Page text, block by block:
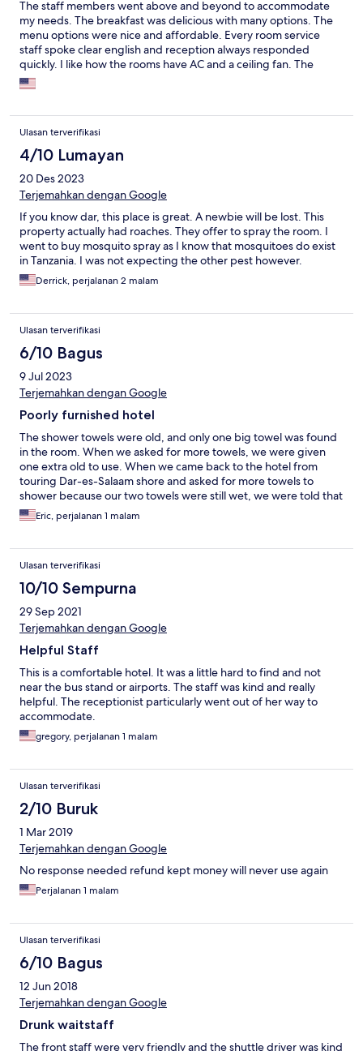
The staff members went above and beyond to accommodate
my needs. The breakfast was delicious with many options. The
menu options were nice and affordable. Every room service
staff spoke clear english and reception always responded
quickly. I like how the rooms have AC and a ceiling fan. The
backup generator worked great during city wide power
outages. There was an issue with critters but if you don't bring
Ulasan terverifikasi
4/10 Lumayan
20 Des 2023
Terjemahkan dengan Google
If you know dar, this place is great. A newbie will be lost. This
property actually had roaches. They offer to spray the room. I
went to buy mosquito spray as I know that mosquitoes do exist
in Tanzania. I was not expecting the other pest however.
Derrick, perjalanan 2 malam
Ulasan terverifikasi
6/10 Bagus
9 Jul 2023
Terjemahkan dengan Google
Poorly furnished hotel
The shower towels were old, and only one big towel was found
in the room. When we asked for more towels, we were given
one extra old to use. When we came back to the hotel from
touring Dar-es-Salaam shore and asked for more towels to
shower because our two towels were still wet, we were told that
their towels were unavailable and wet. It is a very poorly
furnished hotel.
Eric, perjalanan 1 malam
Ulasan terverifikasi
10/10 Sempurna
29 Sep 2021
Terjemahkan dengan Google
Helpful Staff
This is a comfortable hotel. It was a little hard to find and not
near the bus stand or airports. The staff was kind and really
helpful. The receptionist particularly went out of her way to
accommodate.
gregory, perjalanan 1 malam
Ulasan terverifikasi
2/10 Buruk
1 Mar 2019
Terjemahkan dengan Google
No response needed refund kept money will never use again
Perjalanan 1 malam
Ulasan terverifikasi
6/10 Bagus
12 Jun 2018
Terjemahkan dengan Google
Drunk waitstaff
The front staff were very friendly and the shuttle driver was kind